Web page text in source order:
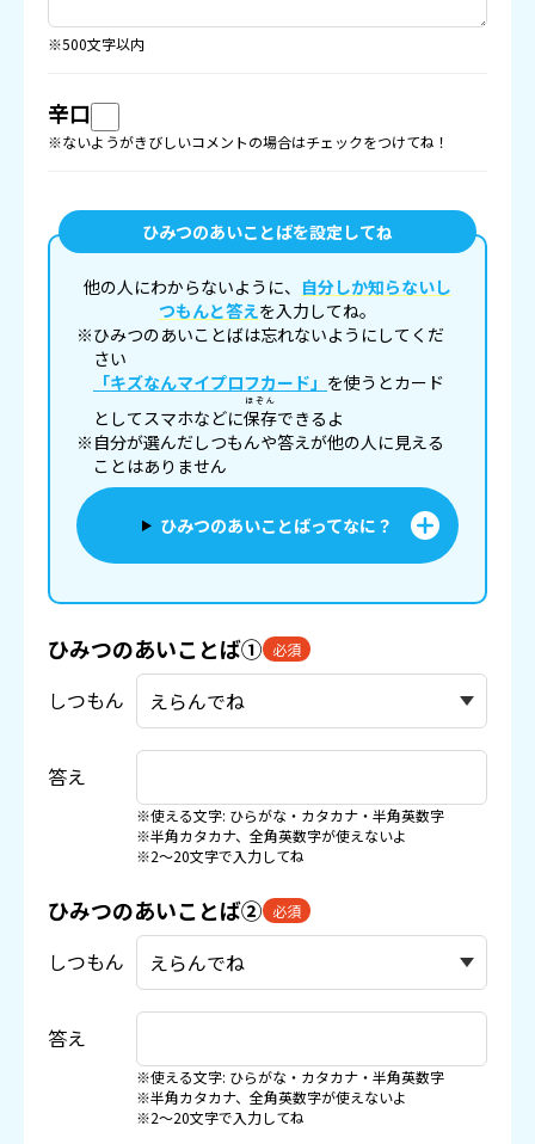
※500文字以内
辛口
※ないようがきびしいコメントの場合はチェックをつけてね！
ひみつのあいことばを設定してね
他の人にわからないように、 自分しか知らないし
つもんと答えを入力してね。
※ひみつのあいことばは忘れないようにしてくだ
さい
「キズなんマイプロフカード」 を使うとカード
としてスマホなどに保存
ほぞん
できるよ
※自分が選んだしつもんや答えが他の人に見える
ことはありません
ひみつのあいことばってなに？
ひみつのあいことば① 必須
しつもん
答え
※使える文字: ひらがな・カタカナ・半角英数字
※半角カタカナ、全角英数字が使えないよ
※2〜20文字で入力してね
ひみつのあいことば② 必須
しつもん
答え
※使える文字: ひらがな・カタカナ・半角英数字
※半角カタカナ、全角英数字が使えないよ
※2〜20文字で入力してね